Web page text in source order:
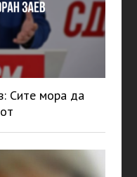
Сите мора да